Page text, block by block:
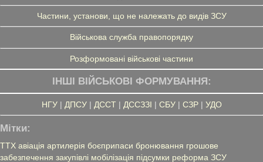
Частини, установи, що не належать до видів ЗСУ
Військова служба правопорядку
Розформовані військові частини
ІНШІ ВІЙСЬКОВІ ФОРМУВАННЯ:
НГУ| ДПСУ| ДССТ| ДССЗЗІ | СБУ| СЗР| УДО
Мітки:
ТТХ авіація артилерія боєприпаси бронювання грошове
забезпечення закупівлі мобілізація підсумки реформа ЗСУ